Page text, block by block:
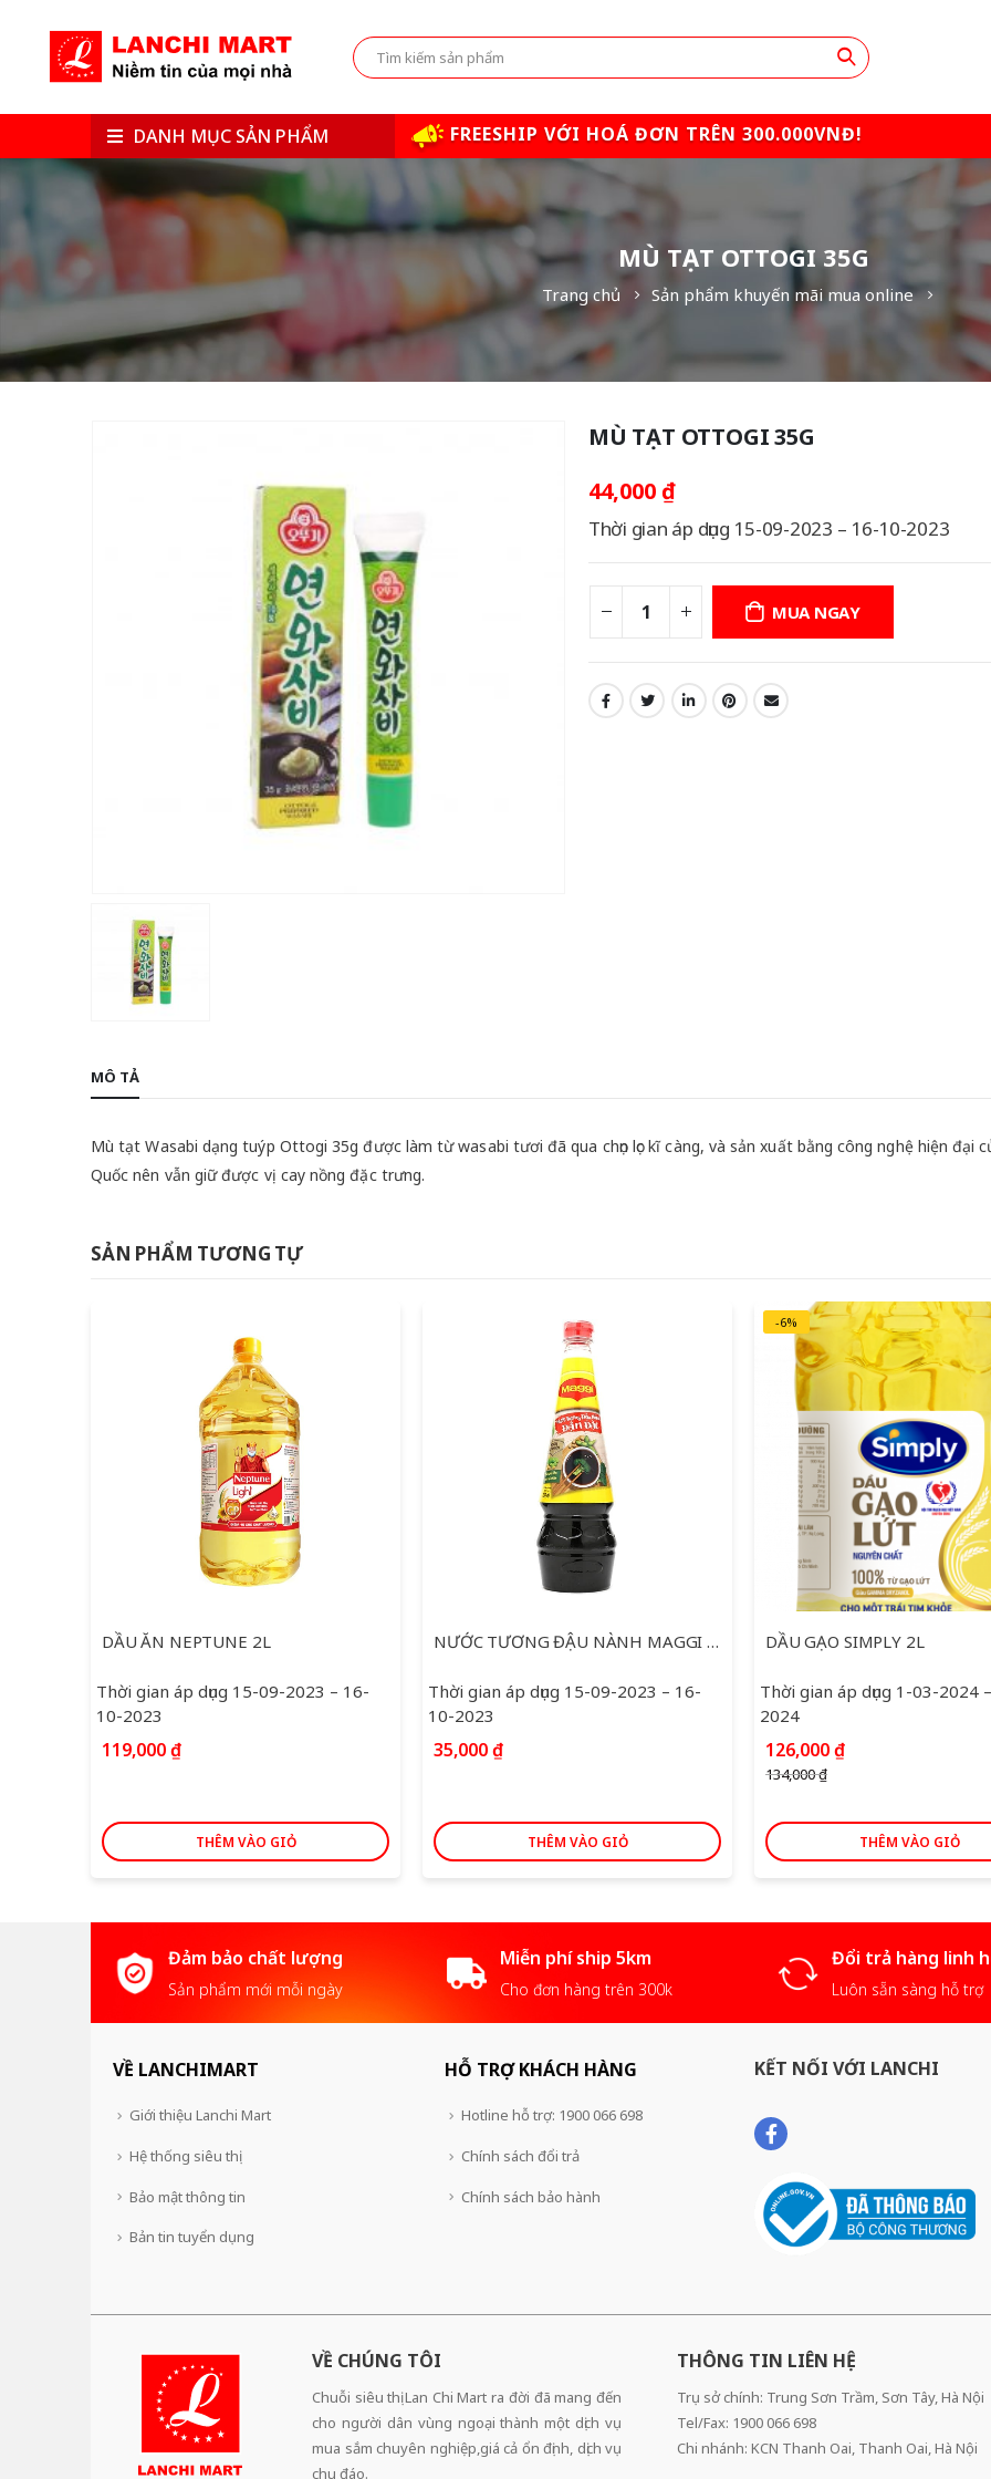
DANH MỤC SẢN PHẨM FREESHIP VỚI HOÁ ĐƠN TRÊN 300.000VNĐ!
MÙ TẠT OTTOGI 35G
Trang chủ Sản phẩm khuyến mãi mua online
MÙ TẠT OTTOGI 35G
44,000 ₫
Thời gian áp dụng 15-09-2023 – 16-10-2023
MUA NGAY
MÔ TẢ
Mù tạt Wasabi dạng tuýp Ottogi 35g được làm từ wasabi tươi đã qua chọn lọc kĩ càng, và sản xuất bằng công nghệ hiện đại
Quốc nên vẫn giữ được vị cay nồng đặc trưng.
SẢN PHẨM TƯƠNG TỰ
DẦU ĂN NEPTUNE 2L
Thời gian áp dụng 15-09-2023 – 16-
10-2023
119,000₫
THÊM VÀO GIỎ
NƯỚC TƯƠNG ĐẬU NÀNH MAGGI 700ML
Thời gian áp dụng 15-09-2023 – 16-
10-2023
35,000₫
THÊM VÀO GIỎ
-6%
DẦU GẠO SIMPLY 2L
Thời gian áp dụng 1-03-2024
2024
134,000₫
Giá
gốc
là:
126,000₫Giá
126,000 ₫.
THÊM VÀO GIỎ
Đảm bảo chất lượng
Sản phẩm mới mỗi ngày
Miễn phí ship 5km
Cho đơn hàng trên 300k
Đổi trả hàng linh
Luôn sẵn sàng hỗ trợ
VỀ LANCHIMART
Giới thiệu Lanchi Mart
Hệ thống siêu thị
Bảo mật thông tin
Bản tin tuyển dụng
HỖ TRỢ KHÁCH HÀNG
Hotline hỗ trợ: 1900 066 698
Chính sách đổi trả
Chính sách bảo hành
KẾT NỐI VỚI LANCHI
VỀ CHÚNG TÔI
Chuỗi siêu thị Lan Chi Mart ra đời đã mang đến
cho người dân vùng ngoại thành một dịch vụ
mua sắm chuyên nghiệp,giá cả ổn định, dịch vụ
chu đáo.
THÔNG TIN LIÊN HỆ
Trụ sở chính: Trung Sơn Trầm, Sơn Tây, Hà Nội
Tel/Fax: 1900 066 698
Chi nhánh: KCN Thanh Oai, Thanh Oai, Hà Nội